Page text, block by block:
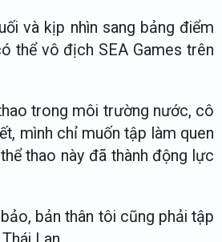
và kịp nhìn sang bảng điểm
thể vô địch SEA Games trên
trong môi trường nước, cô
mình chỉ muốn tập làm quen
thao này đã thành động lực
bản thân tôi cũng phải tập